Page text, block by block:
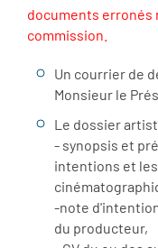
documents erronés
commission.
Un courrier de
Monsieur le
Le dossier
- synopsis et
intentions et
-note
du producteur,